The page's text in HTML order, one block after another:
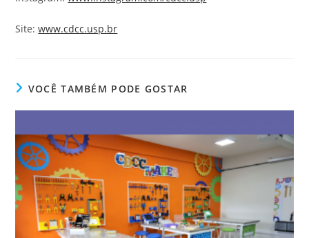
Site:www.cdcc.usp.br
VOCÊ TAMBÉM PODE GOSTAR